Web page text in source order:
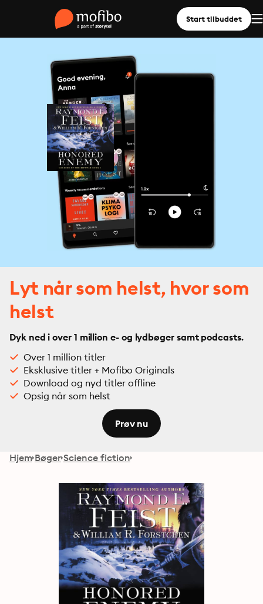
Start tilbuddet
Lyt når som helst, hvor som
helst
Dyk ned i over 1 million e- og lydbøger samt podcasts.
Over 1 million titler
Eksklusive titler + Mofibo Originals
Download og nyd titler offline
Opsig når som helst
Prøv nu
Hjem Bøger Science fiction